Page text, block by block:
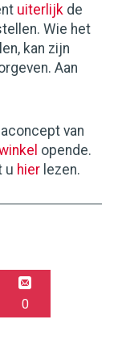
uiterlijk de
Wie het
kan zijn
Aan
van
opende.
u hier lezen.
0